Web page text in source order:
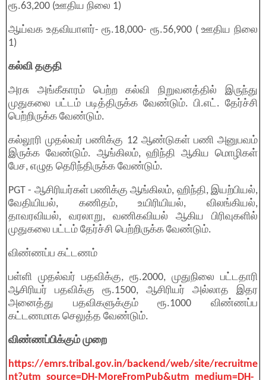
ரூ.63,200 (ஊதிய நிலை 1)
ஆய்வக உதவியாளர்- ரூ.18,000- ரூ.56,900 ( ஊதிய நிலை
1)
கல்வி தகுதி
அரசு அங்கீகாரம் பெற்ற கல்வி நிறுவனத்தில் இருந்து
முதுகலை பட்டம் படித்திருக்க வேண்டும். பி.எட். தேர்ச்சி
பெற்றிருக்க வேண்டும்.
கல்லூரி முதல்வர் பணிக்கு 12 ஆண்டுகள் பணி அனுபவம்
இருக்க வேண்டும். ஆங்கிலம், ஹிந்தி ஆகிய மொழிகள்
பேச, எழுத தெரிந்திருக்க வேண்டும்.
PGT - ஆசிரியர்கள் பணிக்கு ஆங்கிலம், ஹிந்தி, இயற்பியல்,
வேதியியல், கணிதம், உயிரியியல், விலங்கியல்,
தாவரவியல், வரலாறு, வணிகவியல் ஆகிய பிரிவுகளில்
முதுகலை பட்டம் தேர்ச்சி பெற்றிருக்க வேண்டும்.
விண்ணப்ப கட்டணம்
பள்ளி முதல்வர் பதவிக்கு, ரூ.2000, முதுநிலை பட்டதாரி
ஆசிரியர் பதவிக்கு ரூ.1500, ஆசிரியர் அல்லாத இதர
அனைத்து பதவிகளுக்கும் ரூ.1000 விண்ணப்ப
கட்டணமாக செலுத்த வேண்டும்.
விண்ணப்பிக்கும் முறை
https://emrs.tribal.gov.in/backend/web/site/recruitme
nt?utm_source=DH-MoreFromPub&utm_medium=DH-